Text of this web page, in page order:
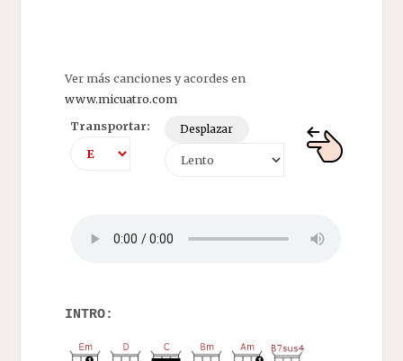
Ver más canciones y acordes en
www.micuatro.com
Transportar:
Desplazar
INTRO: